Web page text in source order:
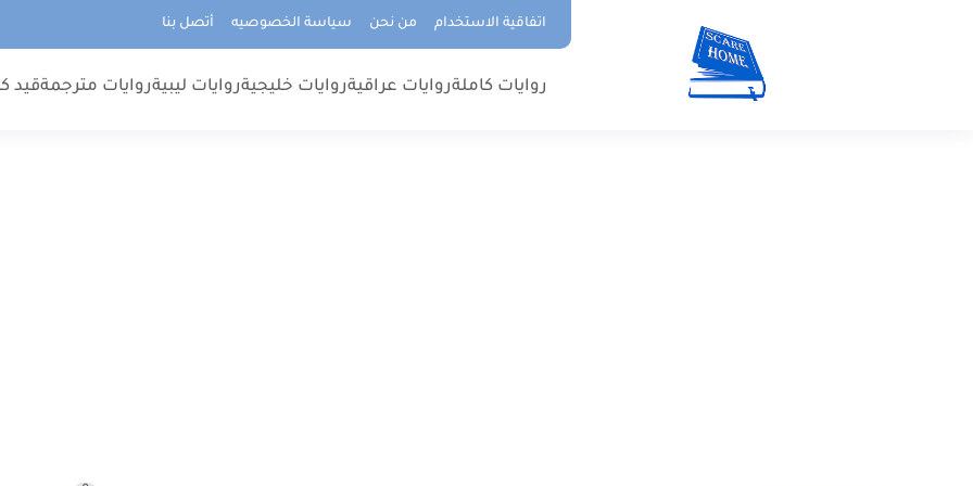
اتفاقية الاستخدام من نحن سياسة الخصوصيه أتصل بنا
روايات كاملةروايات عراقيةروايات خليجيةروايات ليبيةروايات مترجمةقيد